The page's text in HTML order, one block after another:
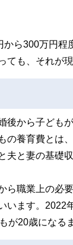
から300万円
ても、それが
後から子ども
の養育費とは
夫と妻の基礎
ら職業上の必
います。2022
が20歳になる